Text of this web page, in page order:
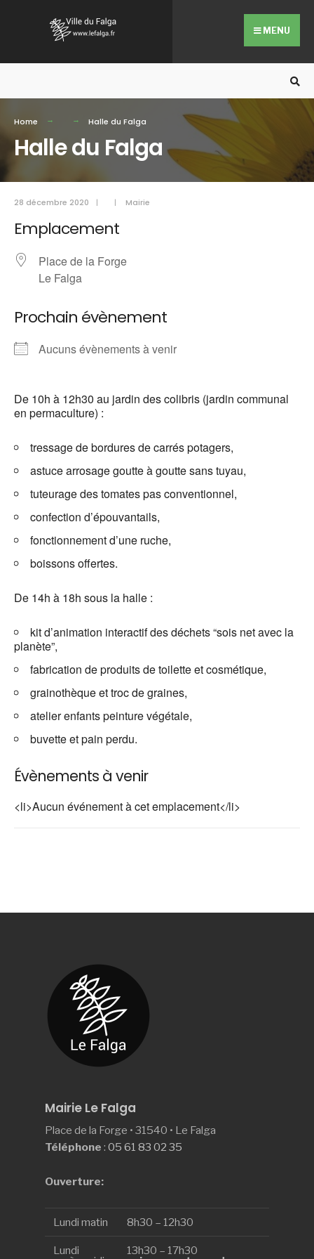
MENU
Home Halle du Falga
Halle du Falga
28 décembre 2020 | | Mairie
Emplacement
Place de la Forge
Le Falga
Prochain évènement
Aucuns évènements à venir
De 10h à 12h30 au jardin des colibris (jardin communal
en permaculture) :
tressage de bordures de carrés potagers,
astuce arrosage goutte à goutte sans tuyau,
tuteurage des tomates pas conventionnel,
confection d’épouvantails,
fonctionnement d’une ruche,
boissons offertes.
De 14h à 18h sous la halle :
kit d’animation interactif des déchets “sois net avec la
planète”,
fabrication de produits de toilette et cosmétique,
grainothèque et troc de graines,
atelier enfants peinture végétale,
buvette et pain perdu.
Évènements à venir
<li>Aucun événement à cet emplacement</li>
Mairie Le Falga
Place de la Forge • 31540 • Le Falga
Téléphone : 05 61 83 02 35
Ouverture:
Lundi matin 8h30 – 12h30
Lundi 13h30 – 17h30